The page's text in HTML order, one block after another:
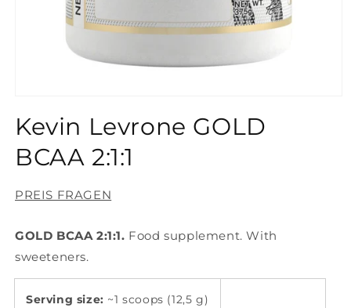
in
Modal
öffnen
Kevin Levrone GOLD
BCAA 2:1:1
PREIS FRAGEN
GOLD BCAA 2:1:1. Food supplement. With
sweeteners.
Serving size: ~1 scoops (12,5 g)